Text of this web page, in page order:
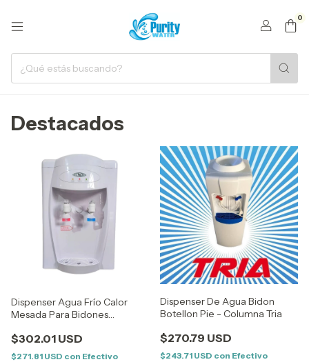
0
Destacados
Dispenser Agua Frío Calor
Mesada Para Bidones
$302.01 USD
$271.81 USD con Efectivo
Dispenser De Agua Bidon
Botellon Pie - Columna Tria
$270.79 USD
$243.71 USD con Efectivo